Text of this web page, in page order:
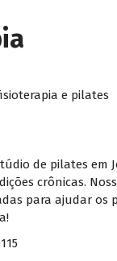
e pilates
de pilates em
crônicas.
para ajudar os